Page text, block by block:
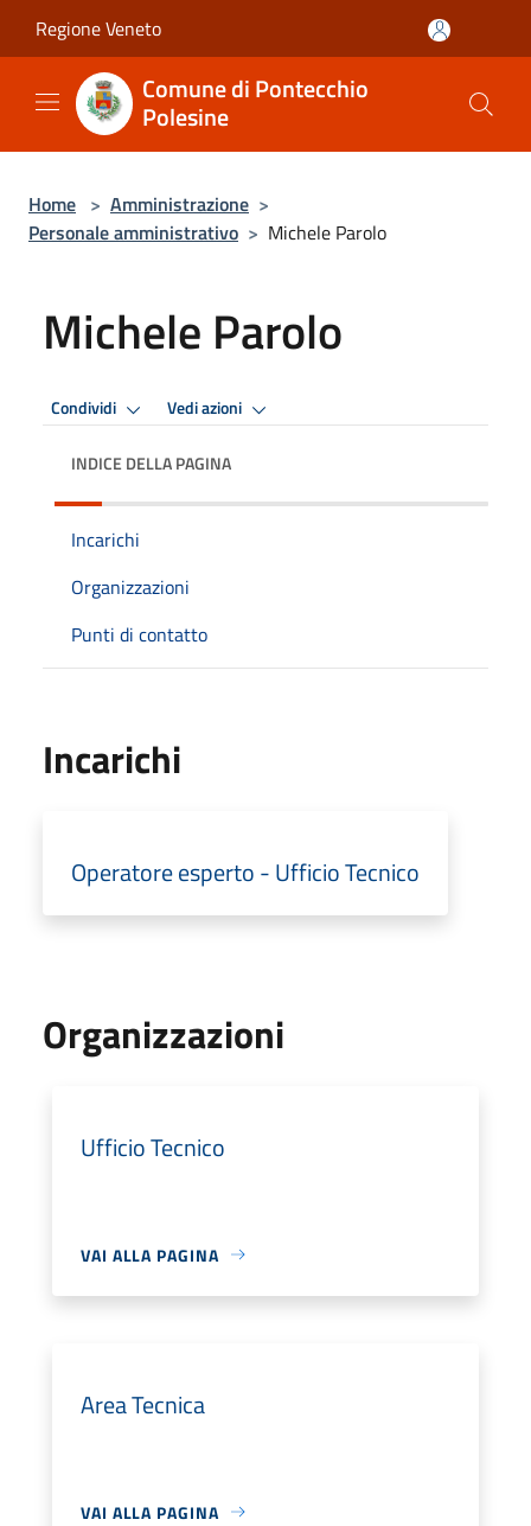
Regione Veneto
Comune di Pontecchio
Polesine
Home > Amministrazione >
Personale amministrativo > Michele Parolo
Michele Parolo
Condividi Vedi azioni
INDICE DELLA PAGINA
Incarichi
Organizzazioni
Punti di contatto
Incarichi
Operatore esperto - Ufficio Tecnico
Organizzazioni
Ufficio Tecnico
VAI ALLA PAGINA
Area Tecnica
VAI ALLA PAGINA